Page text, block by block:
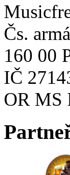
Čs.
160 00
IČ
OR MS